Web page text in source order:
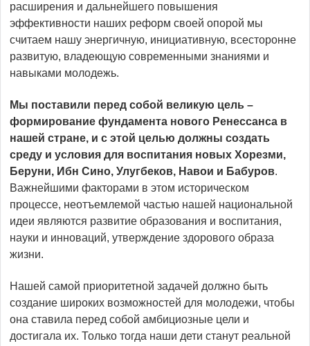
расширения и дальнейшего повышения
эффективности наших реформ своей опорой мы
считаем нашу энергичную, инициативную, всесторонне
развитую, владеющую современными знаниями и
навыками молодежь.
Мы поставили перед собой великую цель –
формирование фундамента нового Ренессанса в
нашей стране, и с этой целью должны создать
среду и условия для воспитания новых Хорезми,
Беруни, Ибн Сино, Улугбеков, Навои и Бабуров.
Важнейшими факторами в этом историческом
процессе, неотъемлемой частью нашей национальной
идеи являются развитие образования и воспитания,
науки и инноваций, утверждение здорового образа
жизни.
Нашей самой приоритетной задачей должно быть
создание широких возможностей для молодежи, чтобы
она ставила перед собой амбициозные цели и
достигала их. Только тогда наши дети станут реальной